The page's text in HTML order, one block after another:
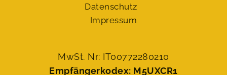
Datenschutz
Impressum
MwSt. Nr: IT00772280210
Empfängerkodex: M5UXCR1